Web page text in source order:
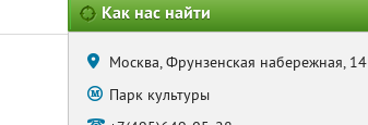
Как нас найти
Москва, Фрунзенская набережная, 14
Парк культуры